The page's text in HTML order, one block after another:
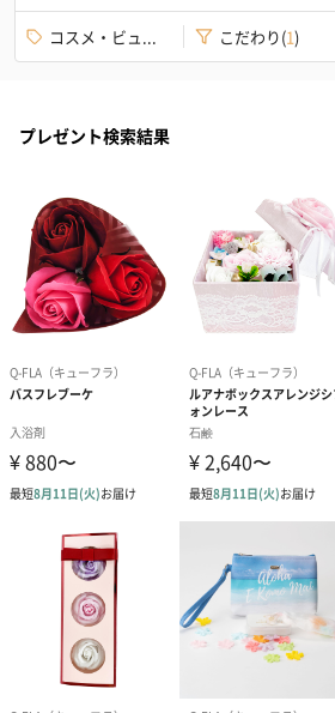
コスメ・ビュ... こだわり(1)
プレゼント検索結果